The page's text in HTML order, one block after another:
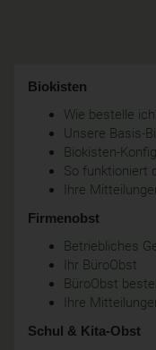
Biokisten
Wie bestelle
Unsere Basis-
Biokisten-
So funktioniert
Ihre
Firmenobst
Betriebliches
Ihr BüroObst
BüroObst
Ihre
Schul & Kita-Obst